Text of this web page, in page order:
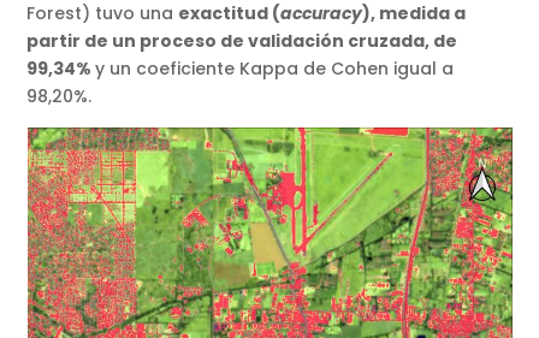
Forest) tuvo una exactitud (accuracy), medida a
partir de un proceso de validación cruzada, de
99,34%y un coeficiente Kappa de Cohen igual a
98,20%.